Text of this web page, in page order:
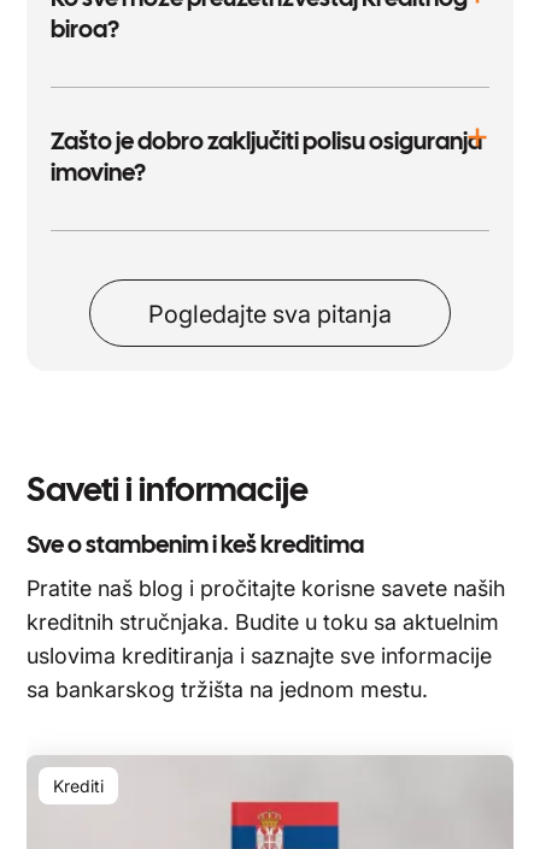
biroa?
Zašto je dobro zaključiti polisu osiguranja
imovine?
Pogledajte sva pitanja
Saveti i informacije
Sve o stambenim i keš kreditima
Pratite naš blog i pročitajte korisne savete naših
kreditnih stručnjaka. Budite u toku sa aktuelnim
uslovima kreditiranja i saznajte sve informacije
sa bankarskog tržišta na jednom mestu.
Krediti